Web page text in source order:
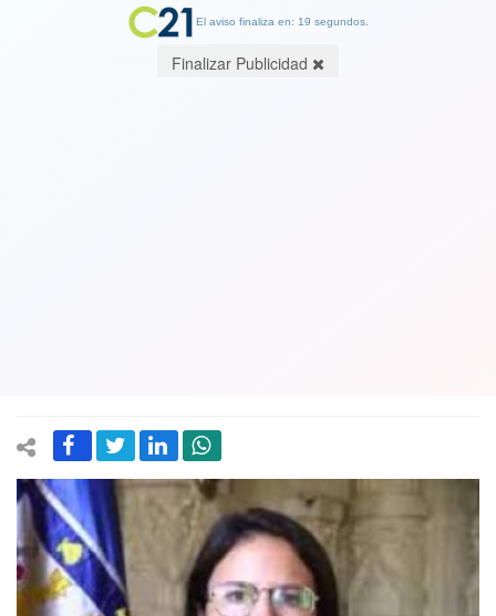
El aviso finaliza en: 19 segundos.
Finalizar Publicidad